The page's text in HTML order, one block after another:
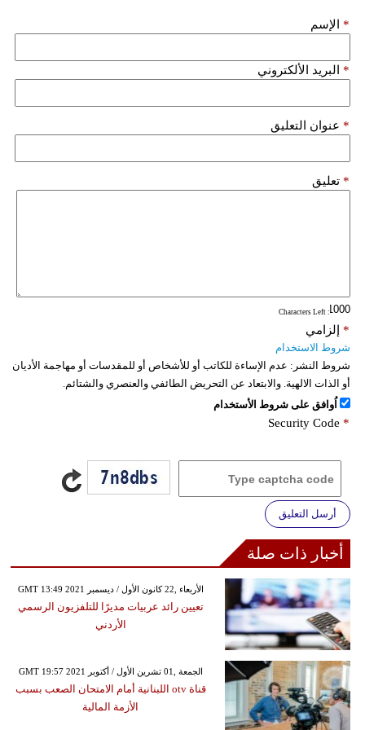
الإسم *
البريد الألكتروني *
عنوان التعليق *
تعليق *
: Characters Left
إلزامي *
شروط الاستخدام
شروط النشر: عدم الإساءة للكاتب أو للأشخاص أو للمقدسات أو مهاجمة الأديان
أو الذات الالهية. والابتعاد عن التحريض الطائفي والعنصري والشتائم.
اُوافق على شروط الأستخدام
Security Code *
أرسل التعليق
أخبار ذات صلة
GMT 13:49 2021 الأربعاء ,22 كانون الأول / ديسمبر
تعيين رائد عربيات مديرًا للتلفزيون الرسمي
الأردني
GMT 19:57 2021 الجمعة ,01 تشرين الأول / أكتوبر
قناة otv اللبنانية أمام الامتحان الصعب بسبب
الأزمة المالية